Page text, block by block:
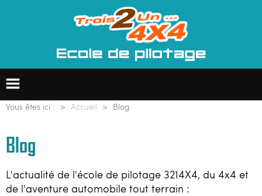
Ecole de pilotage 4x4
Formation professionnelle
Vous êtes ici : Accueil Blog
Blog
L'actualité de l'école de pilotage 3214X4, du 4x4 et
de l'aventure automobile tout terrain :